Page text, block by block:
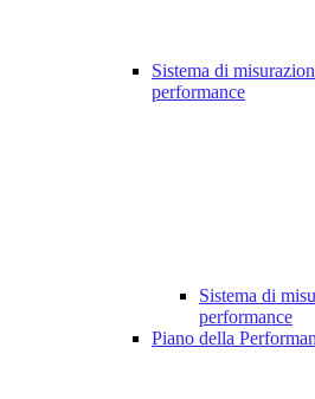
Sistema di
performance
Sistema di
performance
Piano della